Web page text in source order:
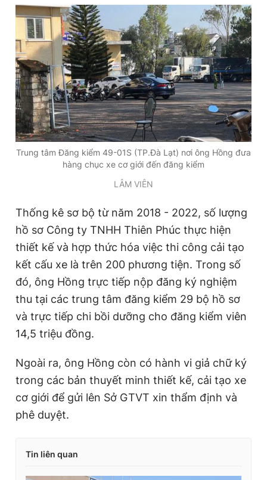
Trung tâm Đăng kiểm 49-01S (TP.Đà Lạt) nơi ông Hồng đưa
hàng chục xe cơ giới đến đăng kiểm
LÂM VIÊN
Thống kê sơ bộ từ năm 2018 - 2022, số lượng
hồ sơ Công ty TNHH Thiên Phúc thực hiện
thiết kế và hợp thức hóa việc thi công cải tạo
kết cấu xe là trên 200 phương tiện. Trong số
đó, ông Hồng trực tiếp nộp đăng ký nghiệm
thu tại các trung tâm đăng kiểm 29 bộ hồ sơ
và trực tiếp chi bồi dưỡng cho đăng kiểm viên
14,5 triệu đồng.
Ngoài ra, ông Hồng còn có hành vi giả chữ ký
trong các bản thuyết minh thiết kế, cải tạo xe
cơ giới để gửi lên Sở GTVT xin thẩm định và
phê duyệt.
Tin liên quan